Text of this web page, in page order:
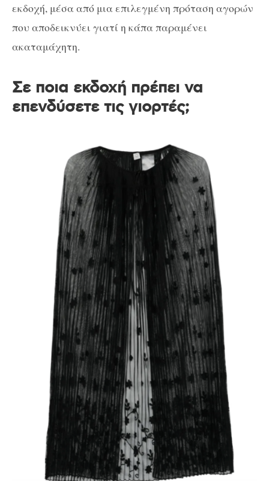
εκδοχή, μέσα από μια επιλεγμένη πρόταση αγορών
που αποδεικνύει γιατί η κάπα παραμένει
ακαταμάχητη.
Σε ποια εκδοχή πρέπει να
επενδύσετε τις γιορτές;